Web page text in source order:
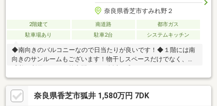
奈良県香芝市すみれ野２
2階建て 南道路
都市ガス
駐車場あり
駐車2台 システムキッチン
◆南向きのバルコニーなので日当たりが良いです！◆１階には南
向きのサンルームもございます！物干しスペースだけでなく、庭
ね。◆駐車場はカーポートがあるので、人の乗り降りや積み下ろ
しの時、雨の日でも傘が不要なのは非常に便利です！※駐車台数
は車種による※写真中の家具等の調度品は販売対象に含まれませ
奈良県香芝市狐井 1,580万円 7DK